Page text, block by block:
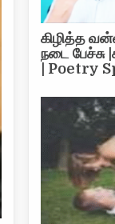
கிழித்த
நடை பேச்சு
| Poetry